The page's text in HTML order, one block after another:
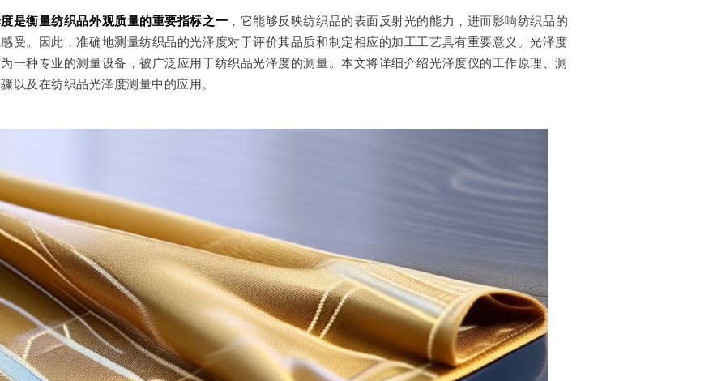
是衡量纺织品外观质量的重要指标之一 ，它能够反映纺织品的表面反射光的能力，进而影响纺织品的
受。因此，准确地测量纺织品的光泽度对于评价其品质和制定相应的加工工艺具有重要意义。光泽度
一种专业的测量设备，被广泛应用于纺织品光泽度的测量。本文将详细介绍光泽度仪的工作原理、测
以及在纺织品光泽度测量中的应用。